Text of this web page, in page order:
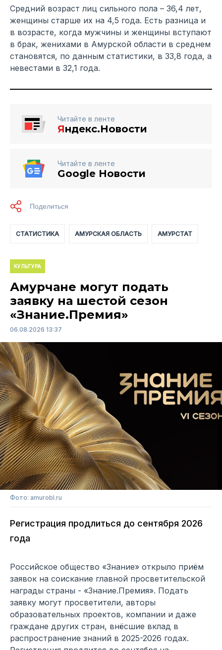
Средний возраст лиц сильного пола – 36,4 лет,
женщины старше их на 4,5 года. Есть разница и
в возрасте, когда мужчины и женщины вступают
в брак, женихами в Амурской области в среднем
становятся, по данным статистики, в 33,8 года, а
невестами в 32,1 года.
Читайте в ленте
Яндекс.Новости
Читайте в ленте
Google Новости
СТАТИСТИКА АМУРСКАЯ ОБЛАСТЬ АМУРСТАТ
КУЛЬТУРА
Амурчане могут подать
заявку на шестой сезон
«Знание.Премия»
06.08.2026 13:37
Фото: amurobl.ru
Регистрация продлиться до сентября 2026
года
Российское общество «Знание» открыло приём
заявок на соискание главной просветительской
награды страны - «Знание.Премия». Подать
заявку могут просветители, авторы
образовательных проектов, компании и даже
граждане других стран, внёсшие вклад в
распространение знаний в 2025-2026 годах.